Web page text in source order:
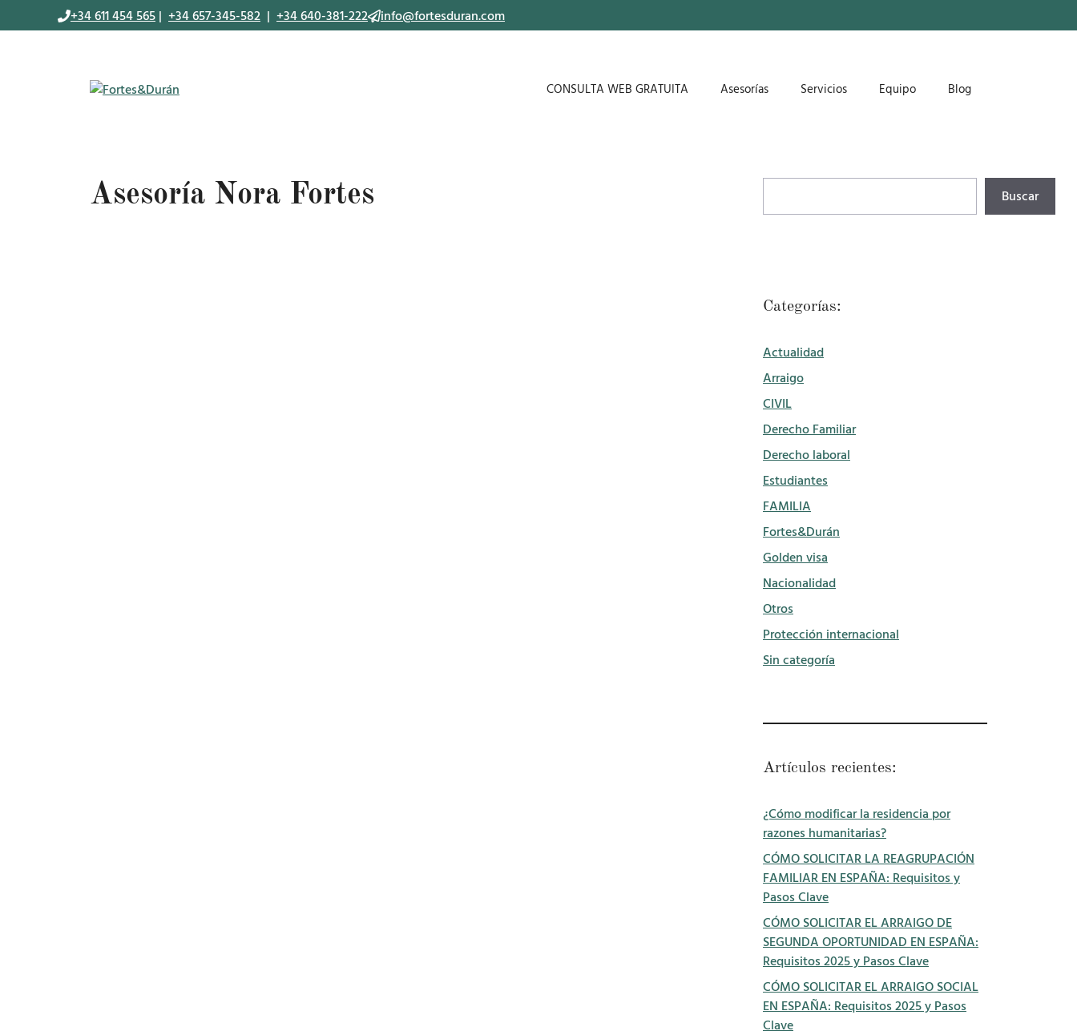
al
+34 611 454 565 | +34 657-345-582 | +34 640-381-222 info@fortesduran.com
CONSULTA WEB GRATUITA Asesorías Servicios Equipo Blog
Asesoría Nora Fortes Buscar
Categorías:
Actualidad
Arraigo
CIVIL
Derecho Familiar
Derecho laboral
Estudiantes
FAMILIA
Fortes&Durán
Golden visa
Nacionalidad
Otros
Protección internacional
Sin categoría
Artículos recientes:
¿Cómo modificar la residencia por
razones humanitarias?
CÓMO SOLICITAR LA REAGRUPACIÓN
FAMILIAR EN ESPAÑA: Requisitos y
Pasos Clave
CÓMO SOLICITAR EL ARRAIGO DE
SEGUNDA OPORTUNIDAD EN ESPAÑA:
Requisitos 2025 y Pasos Clave
CÓMO SOLICITAR EL ARRAIGO SOCIAL
EN ESPAÑA: Requisitos 2025 y Pasos
Clave